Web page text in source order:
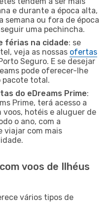
e durante a época alta,
semana ou fora de época
uma pechincha.
férias na cidade: se
veja as nossas ofertas
Seguro. E se desejar
pode oferecer-lhe
pacote total.
do eDreams Prime:
Prime, terá acesso a
hotéis e aluguer de
o ano, com a
viajar com mais
voos de Ilhéus
vários tipos de